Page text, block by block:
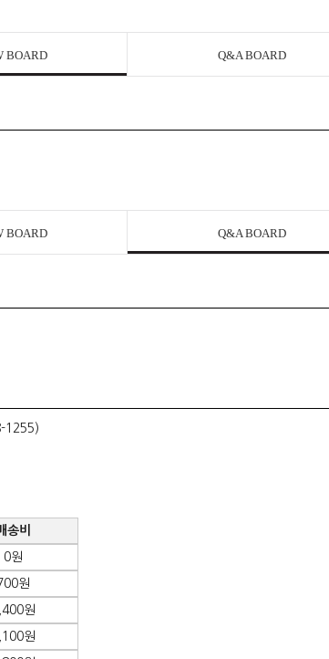
BOARD Q&A BOARD
BOARD Q&A BOARD
1255)
송비
0원
원
원
원